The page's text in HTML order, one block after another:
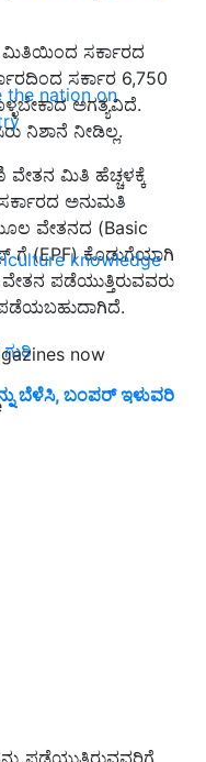
the nation on
knowledge
now
ಮಿತಿಯಿಂದ ಸರ್ಕಾರದ
ಸರ್ಕಾರ 6,750
ಅಗತ್ಯವಿದೆ.
ನಿಶಾನೆ ನೀಡಿಲ್ಲ.
ಮಿತಿ ಹೆಚ್ಚಳಕ್ಕೆ
ಸರ್ಕಾರದ ಅನುಮತಿ
ವೇತನದ (Basic
ಗೆ (EPF) ಕೊಡುಗೆಯಾಗಿ
ವೇತನ ಪಡೆಯುತ್ತಿರುವವರು
ಬೆಳೆಸಿ, ಬಂಪರ್‌ ಇಳುವರಿ